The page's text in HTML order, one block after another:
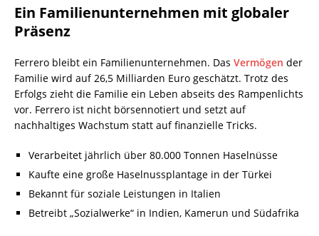
Ein Familienunternehmen mit globaler
Präsenz
Ferrero bleibt ein Familienunternehmen. Das Vermögen der
Familie wird auf 26,5 Milliarden Euro geschätzt. Trotz des
Erfolgs zieht die Familie ein Leben abseits des Rampenlichts
vor. Ferrero ist nicht börsennotiert und setzt auf
nachhaltiges Wachstum statt auf finanzielle Tricks.
Verarbeitet jährlich über 80.000 Tonnen Haselnüsse
Kaufte eine große Haselnussplantage in der Türkei
Bekannt für soziale Leistungen in Italien
Betreibt „Sozialwerke“ in Indien, Kamerun und Südafrika